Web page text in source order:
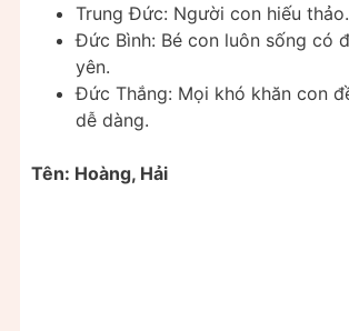
Trung Đức: Người con hiếu thảo.
Đức Bình: Bé con luôn sống có
yên.
Đức Thắng: Mọi khó khăn con
dễ dàng.
Tên: Hoàng, Hải